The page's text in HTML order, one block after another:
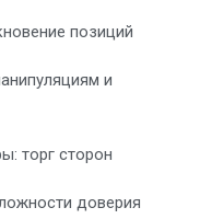
позиций
и
торг сторон
доверия